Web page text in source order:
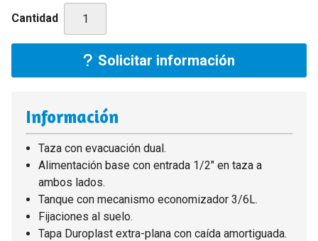
Cantidad
Solicitar información
Información
Taza con evacuación dual.
Alimentación base con entrada 1/2" en taza a
ambos lados.
Tanque con mecanismo economizador 3/6L.
Fijaciones al suelo.
Tapa Duroplast extra-plana con caída amortiguada.